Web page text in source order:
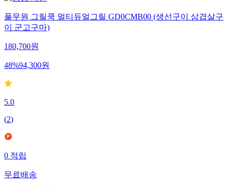
풀무원 그릴쿡 멀티듀얼그릴 GD0CMB00 (생선구이 삼겹살구
이 군고구마)
180,700원
48%94,300원
5.0
(2)
0적립
무료배송